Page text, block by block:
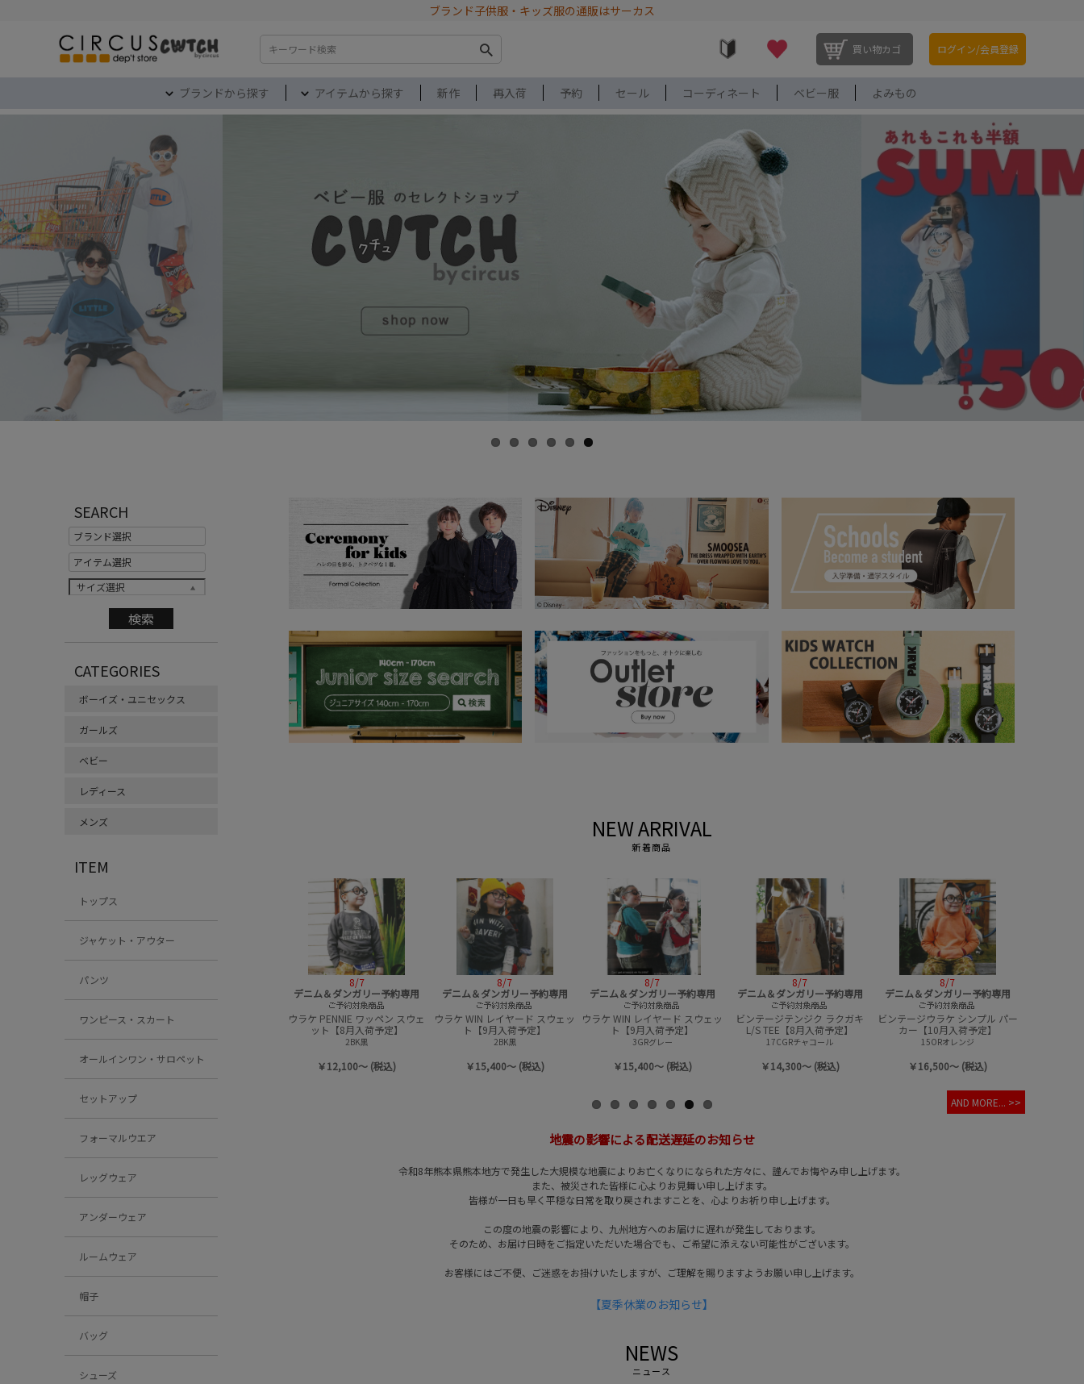
ブランド子供服・キッズ服の通販はサーカス
検索 買い物カゴ ログイン/会員登録
ブランドから探す アイテムから探す 新作 再入荷 予約 セール コーディネート ベビー服 よみもの
SEARCH
サイズ選択
CATEGORIES
ボーイズ・ユニセックス
ガールズ
ベビー
レディース
メンズ
ITEM
トップス
ジャケット・アウター
パンツ
ワンピース・スカート
オールインワン・サロペット
セットアップ
フォーマルウエア
レッグウェア
アンダーウェア
ルームウェア
帽子
バッグ
シューズ
NEW ARRIVAL
新着商品
ンテージテンジク ラクガキ
17CGRチャコール
￥14,300～ (税込)
ビンテージウラケ シンプル パー
15ORオレンジ
￥16,500～ (税込)
8/7
デニム＆ダンガリー予約専用
ビンテージウラケ シンプル パー
カー【10月入荷予定】
28LGN淡緑
￥16,500～ (税込)
8/7
デニム＆ダンガリー予約専用
テンジク FRIEND L/S TEE【8月入
荷予定】
1W白
￥11,550～ (税込)
8/7
デニム＆ダンガリー予約専用
テンジク FRIEND L/S TEE【8月入
荷予定】
2BK黒
￥11,550～ (税込)
8/7
デニム＆ダンガリー予約専用
ビンテージウラケ PENNIE スウェ
ット【9月入荷予定】
42LPL淡パープル
￥15,400～ (税込)
8/7
デニム＆ダンガリー予約専用
ウラケ PENNIE ハーフジップ パ
ーカー【9月入荷予定】
20VBRカラシ
￥15,400～ (税込)
AND MORE... >>
地震の影響による配送遅延のお知らせ
令和8年熊本県熊本地方で発生した大規模な地震によりお亡くなりになられた方々に、謹んでお悔やみ申し上げます。
また、被災された皆様に心よりお見舞い申し上げます。
皆様が一日も早く平穏な日常を取り戻されますことを、心よりお祈り申し上げます。
この度の地震の影響により、九州地方へのお届けに遅れが発生しております。
そのため、お届け日時をご指定いただいた場合でも、ご希望に添えない可能性がございます。
お客様にはご不便、ご迷惑をお掛けいたしますが、ご理解を賜りますようお願い申し上げます。
【夏季休業のお知らせ】
NEWS
ニュース